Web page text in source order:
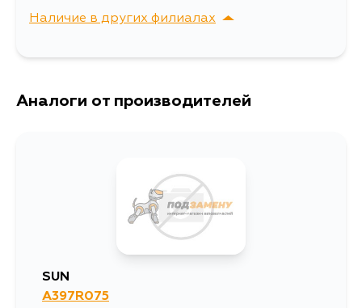
Наличие в других филиалах
г. Владивосток,
Аналоги от производителей
SUN
A397R075